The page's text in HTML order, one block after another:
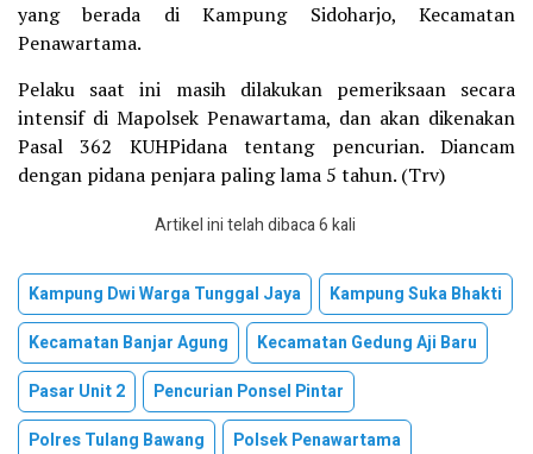
yang berada di Kampung Sidoharjo, Kecamatan
Penawartama.
Pelaku saat ini masih dilakukan pemeriksaan secara
intensif di Mapolsek Penawartama, dan akan dikenakan
Pasal 362 KUHPidana tentang pencurian. Diancam
dengan pidana penjara paling lama 5 tahun. (Trv)
Artikel ini telah dibaca 6 kali
Kampung Dwi Warga Tunggal Jaya
Kampung Suka Bhakti
Kecamatan Banjar Agung
Kecamatan Gedung Aji Baru
Pasar Unit 2
Pencurian Ponsel Pintar
Polres Tulang Bawang
Polsek Penawartama